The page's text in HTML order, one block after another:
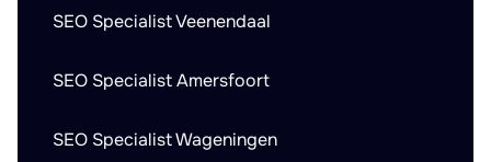
SEO Specialist Veenendaal
SEO Specialist Amersfoort
SEO Specialist Wageningen